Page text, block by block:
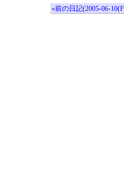
«前の日記(2005-06-